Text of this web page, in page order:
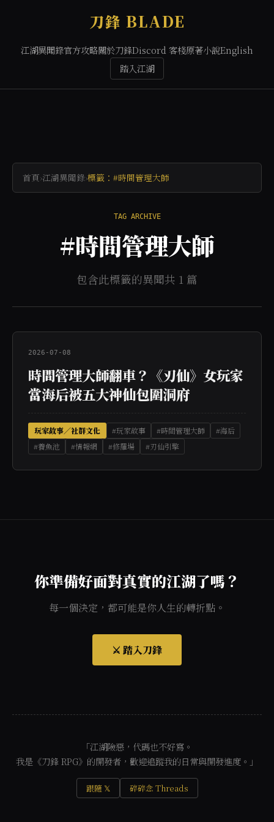
刀鋒 BLADE
江湖異聞錄官方攻略關於刀鋒Discord 客棧原著小說English
踏入江湖
首頁›江湖異聞錄›標籤：#時間管理大師
TAG ARCHIVE
#時間管理大師
包含此標籤的異聞共 1 篇
2026-07-08
時間管理大師翻車？《刃仙》女玩家
當海后被五大神仙包圍洞府
玩家故事／社群文化 #玩家故事 #時間管理大師
#海后
#養魚池
#情報網 #修羅場 #刃仙引擎
你準備好面對真實的江湖了嗎？
每一個決定，都可能是你人生的轉折點。
⚔️ 踏入刀鋒
「江湖險惡，代碼也不好寫。
我是《刀鋒 RPG》的開發者，歡迎追蹤我的日常與開發進度。」
跟隨 𝕏 碎碎念 Threads